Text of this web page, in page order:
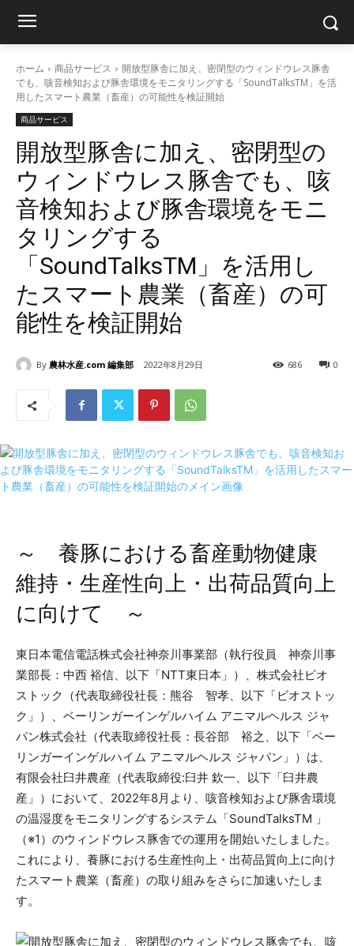
ホーム 商品サービス
開放型豚舎に加え、密閉型のウィンドウレス豚舎
でも、咳音検知および豚舎環境をモニタリングする「SoundTalksTM」を活
用したスマート農業（畜産）の可能性を検証開始
商品サービス
開放型豚舎に加え、密閉型の
ウィンドウレス豚舎でも、咳
音検知および豚舎環境をモニ
タリングする
「SoundTalksTM」を活用し
たスマート農業（畜産）の可
能性を検証開始
By 農林水産.com 編集部 2022年8月29日 0
686
～ 養豚における畜産動物健康
維持・生産性向上・出荷品質向上
に向けて ～
東日本電信電話株式会社神奈川事業部（執行役員 神奈川事
業部長：中西 裕信、以下「NTT東日本」）、株式会社ビオ
ストック（代表取締役社長：熊谷 智孝、以下「ビオストッ
ク」）、ベーリンガーインゲルハイム アニマルヘルス ジャ
パン株式会社（代表取締役社長：長谷部 裕之、以下「ベー
リンガーインゲルハイム アニマルヘルス ジャパン」）は、
有限会社臼井農産（代表取締役:臼井 欽一、以下「臼井農
産」）において、2022年8月より、咳音検知および豚舎環境
の温湿度をモニタリングするシステム「SoundTalksTM 」
（※1）のウィンドウレス豚舎での運用を開始いたしました。
これにより、養豚における生産性向上・出荷品質向上に向け
たスマート農業（畜産）の取り組みをさらに加速いたしま
す。